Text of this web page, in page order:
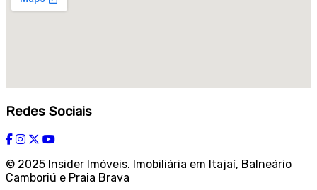
Redes Sociais
© 2025 Insider Imóveis. Imobiliária em Itajaí, Balneário
Camboriú e Praia Brava